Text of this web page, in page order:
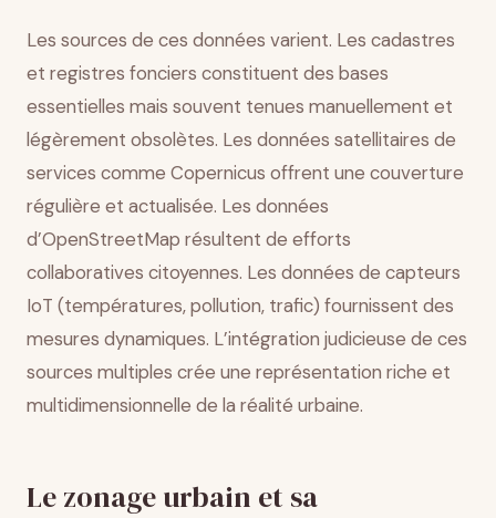
Les sources de ces données varient. Les cadastres
et registres fonciers constituent des bases
essentielles mais souvent tenues manuellement et
légèrement obsolètes. Les données satellitaires de
services comme Copernicus offrent une couverture
régulière et actualisée. Les données
d’OpenStreetMap résultent de efforts
collaboratives citoyennes. Les données de capteurs
IoT (températures, pollution, trafic) fournissent des
mesures dynamiques. L’intégration judicieuse de ces
sources multiples crée une représentation riche et
multidimensionnelle de la réalité urbaine.
Le zonage urbain et sa